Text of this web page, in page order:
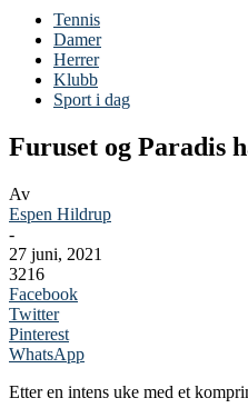
Tennis
Damer
Herrer
Klubb
Sport i dag
Furuset og Paradis
Av
Espen Hildrup
-
27 juni, 2021
3216
Facebook
Twitter
Pinterest
WhatsApp
Etter en intens uke med et